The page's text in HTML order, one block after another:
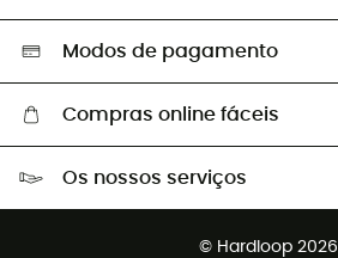
Seleção eco-responsável
Modos de pagamento
Compras online fáceis
Os nossos serviços
© Hardloop 2026